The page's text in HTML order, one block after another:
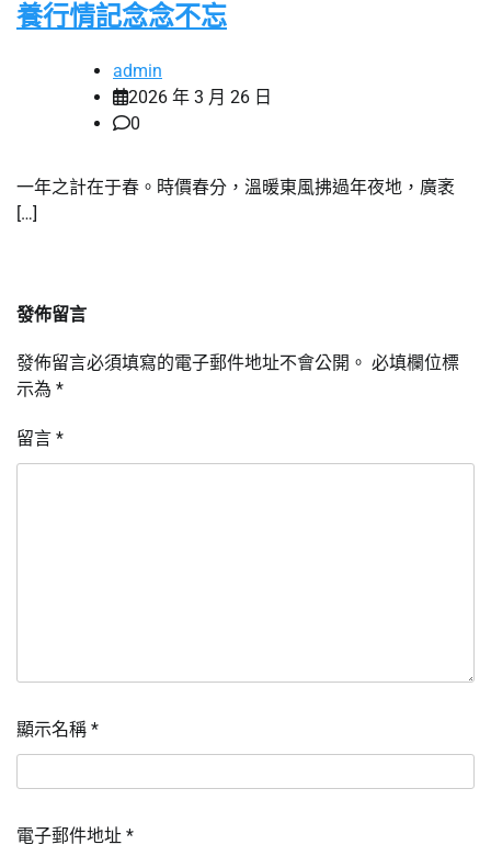
養行情記念念不忘
admin
2026 年 3 月 26 日
0
一年之計在于春。時價春分，溫暖東風拂過年夜地，廣袤
[…]
發佈留言
發佈留言必須填寫的電子郵件地址不會公開。 必填欄位標
示為 *
留言 *
顯示名稱 *
電子郵件地址 *